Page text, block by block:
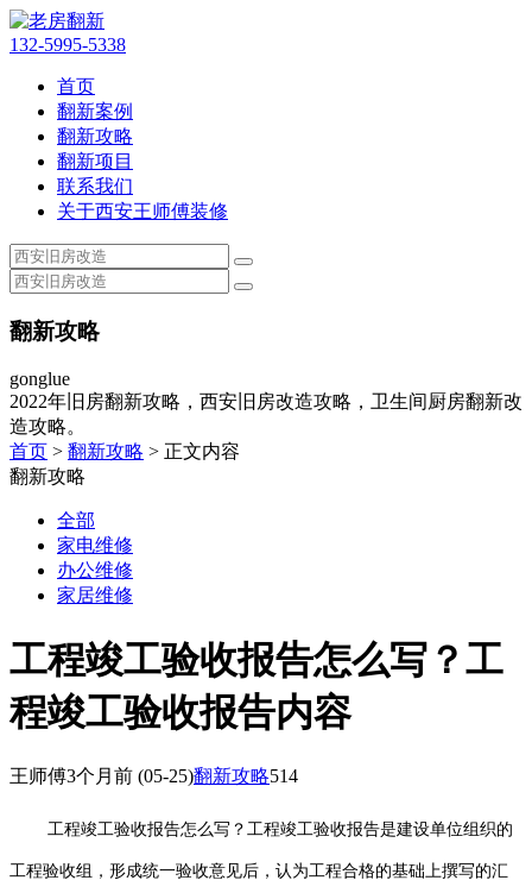
132-5995-5338
首页
翻新案例
翻新攻略
翻新项目
联系我们
关于西安王师傅装修
翻新攻略
gonglue
2022年旧房翻新攻略，西安旧房改造攻略，卫生间厨房翻新改
造攻略。
首页 > 翻新攻略 > 正文内容
翻新攻略
全部
家电维修
办公维修
家居维修
工程竣工验收报告怎么写？工
程竣工验收报告内容
王师傅3个月前 (05-25)翻新攻略514
工程竣工验收报告怎么写？工程竣工验收报告是建设单位组织的
工程验收组，形成统一验收意见后，认为工程合格的基础上撰写的汇